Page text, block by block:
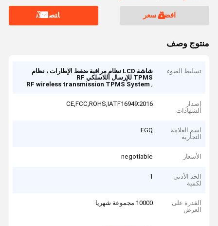
افضل سعر ﺎﺘﺼﻟ ﺍﻶﻧ
منتوج وصف
تسليط الضوء
شاشة LCD نظام مراقبة ضغط الإطارات ، نظام
TPMS للإرسال اللاسلكي RF
,
RF wireless transmission TPMS System
إصدار
الشهادات
CE,FCC,ROHS,IATF16949:2016
اسم العلامة
التجارية
EGQ
الأسعار negotiable
الحد الأدنى
لكمية
1
القدرة على
العرض
10000 مجموعة شهريا